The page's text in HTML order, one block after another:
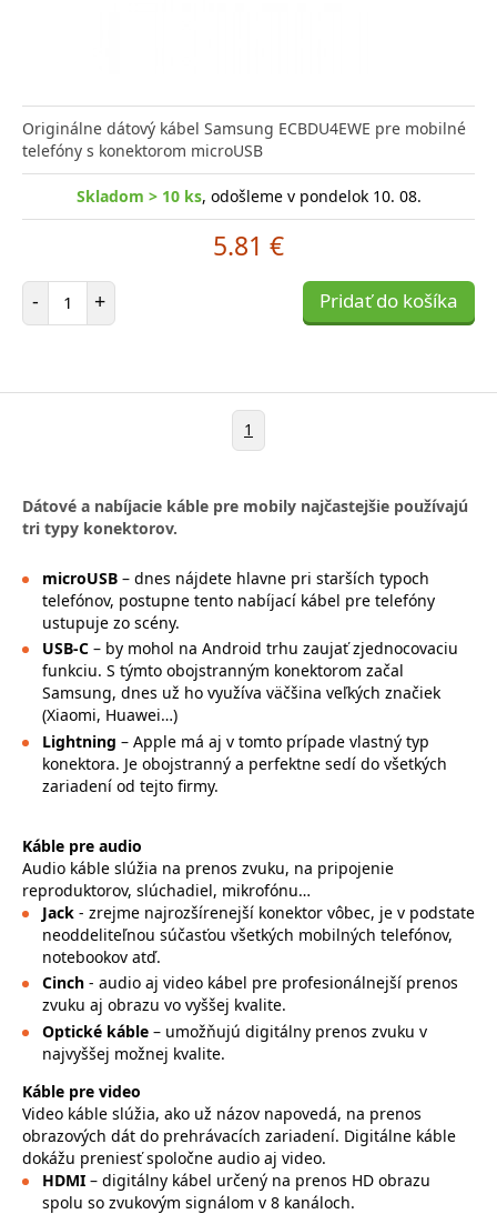
Originálne dátový kábel Samsung ECBDU4EWE pre mobilné
telefóny s konektorom microUSB
Skladom > 10 ks, odošleme v pondelok 10. 08.
5.81 €
- Počet položiek
+ Pridať do košíka
1
Dátové a nabíjacie káble pre mobily najčastejšie používajú
tri typy konektorov.
microUSB – dnes nájdete hlavne pri starších typoch
telefónov, postupne tento nabíjací kábel pre telefóny
ustupuje zo scény.
USB-C – by mohol na Android trhu zaujať zjednocovaciu
funkciu. S týmto obojstranným konektorom začal
Samsung, dnes už ho využíva väčšina veľkých značiek
(Xiaomi, Huawei…)
Lightning – Apple má aj v tomto prípade vlastný typ
konektora. Je obojstranný a perfektne sedí do všetkých
zariadení od tejto firmy.
Káble pre audio
Audio káble slúžia na prenos zvuku, na pripojenie
reproduktorov, slúchadiel, mikrofónu…
Jack - zrejme najrozšírenejší konektor vôbec, je v podstate
neoddeliteľnou súčasťou všetkých mobilných telefónov,
notebookov atď.
Cinch - audio aj video kábel pre profesionálnejší prenos
zvuku aj obrazu vo vyššej kvalite.
Optické káble – umožňujú digitálny prenos zvuku v
najvyššej možnej kvalite.
Káble pre video
Video káble slúžia, ako už názov napovedá, na prenos
obrazových dát do prehrávacích zariadení. Digitálne káble
dokážu preniesť spoločne audio aj video.
HDMI – digitálny kábel určený na prenos HD obrazu
spolu so zvukovým signálom v 8 kanáloch.